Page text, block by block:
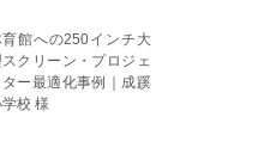
育館への250インチ大
スクリーン・プロジェ
ター最適化事例｜成蹊
校 様